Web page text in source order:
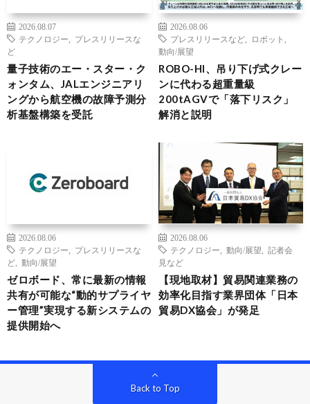
2026.08.07
テクノロジー
プレスリリースな
ど
量子技術のエー・スター・ク
ォンタム、JALエンジニアリ
ングから航空機の故障予測分
析基盤構築を受託
2026.08.06
プレスリリースなど
ロボット
動向/展望
ROBO-HI、吊り下げ式クレー
ンに代わる超重量級
200tAGVで「落下リスク」
解消と説明
2026.08.06
テクノロジー
プレスリリースな
ど
動向/展望
ゼロボード、常に最新の情報
共有が可能な“動的サプライヤ
ー管理”実現する新システムの
提供開始へ
2026.08.06
テクノロジー
動向/展望
記者会
見など
【現地取材】貿易関連業務の
効率化目指す業界団体「日本
貿易DX協会」が発足
Back to Top